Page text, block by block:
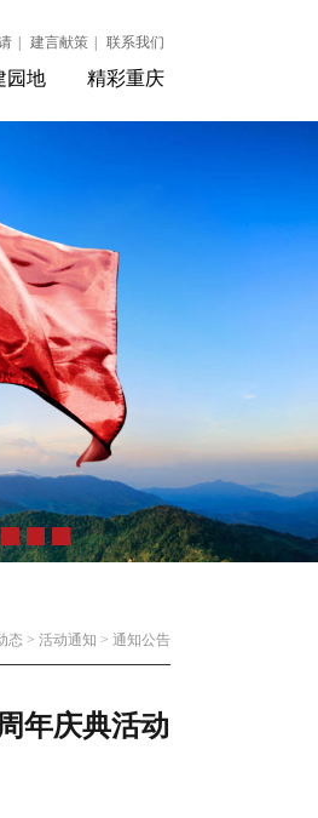
建言献策 联系我们
园地 精彩重庆
态 > 活动通知 > 通知公告
年庆典活动